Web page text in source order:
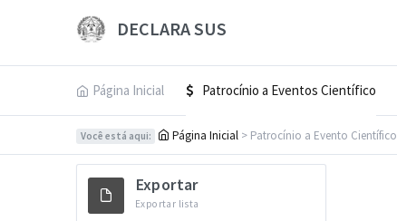
DECLARA SUS
Página Inicial Patrocínio a Eventos Científico
Você está aqui: Página Inicial > Patrocínio a Evento Científico
Exportar
Exportar lista